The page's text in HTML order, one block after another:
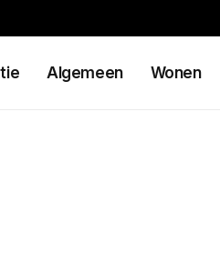
Algemeen Wonen